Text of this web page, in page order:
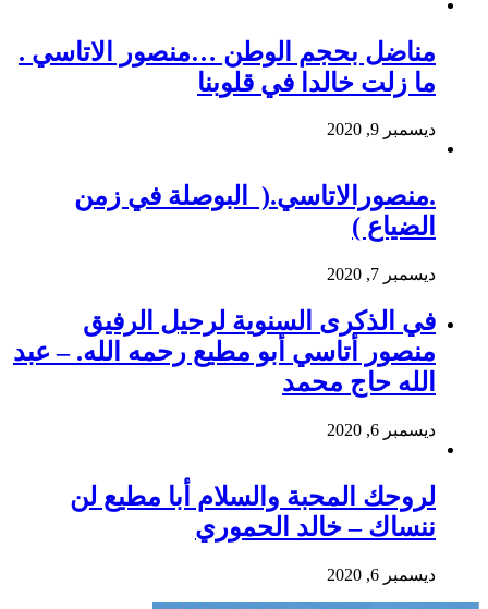
مناضل بحجم الوطن …منصور الاتاسي .
ما زلت خالدا في قلوبنا
ديسمبر 9, 2020
.منصورالاتاسي.( البوصلة في زمن
الضياع )
ديسمبر 7, 2020
في الذكرى السنوية لرحيل الرفيق
منصور أتاسي أبو مطيع رحمه الله. – عبد
الله حاج محمد
ديسمبر 6, 2020
لروحك المحبة والسلام أبا مطيع لن
ننساك – خالد الحموري
ديسمبر 6, 2020